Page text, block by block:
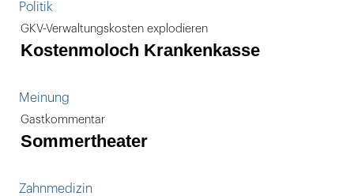
Politik
GKV-Verwaltungskosten explodieren
Kostenmoloch Krankenkasse
Meinung
Gastkommentar
Sommertheater
Zahnmedizin